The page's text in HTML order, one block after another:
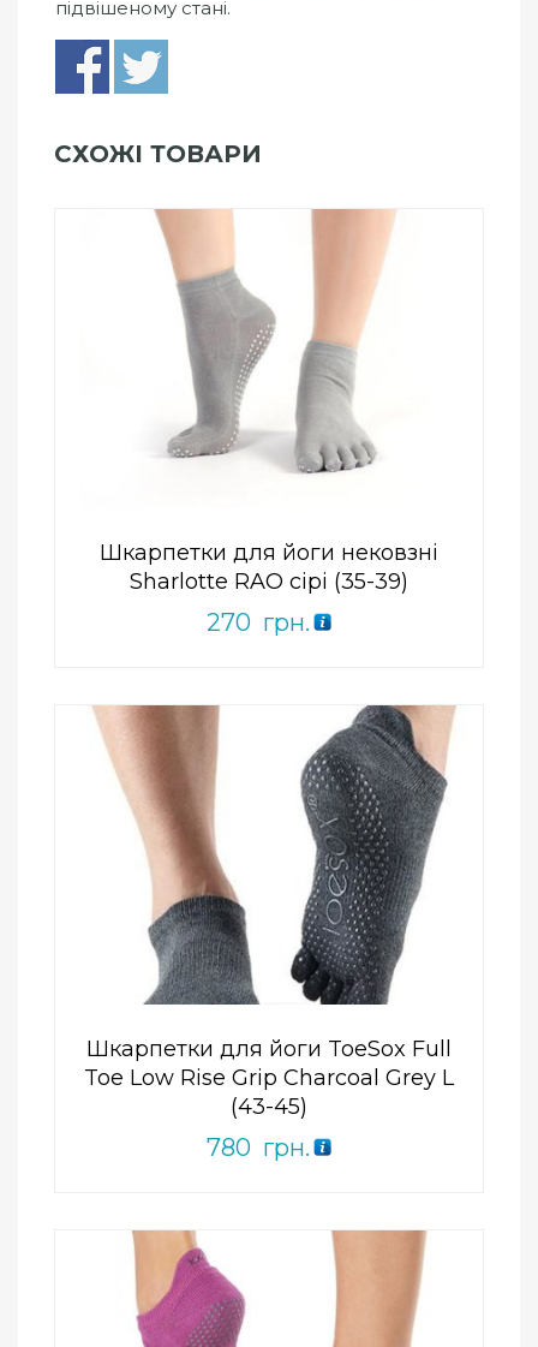
підвішеному стані.
СХОЖІ ТОВАРИ
Шкарпетки для йоги нековзні
Sharlotte RAO сірі (35-39)
270 грн.
ПРИДБАТИ
Add to Wishlist
Шкарпетки для йоги ToeSox Full
Toe Low Rise Grip Charcoal Grey L
(43-45)
780 грн.
ПРИДБАТИ
Add to Wishlist